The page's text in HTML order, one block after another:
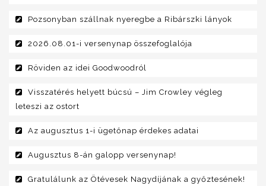
Pozsonyban szállnak nyeregbe a Ribárszki lányok
2026.08.01-i versenynap összefoglalója
Röviden az idei Goodwoodról
Visszatérés helyett búcsú – Jim Crowley végleg
leteszi az ostort
Az augusztus 1-i ügetőnap érdekes adatai
Augusztus 8-án galopp versenynap!
Gratulálunk az Ötévesek Nagydíjának a győztesének!